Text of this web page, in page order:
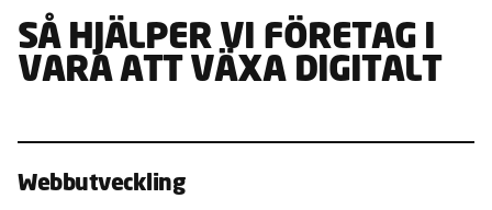
SÅ HJÄLPER VI FÖRETAG I
VARA ATT VÄXA DIGITALT
Webbutveckling